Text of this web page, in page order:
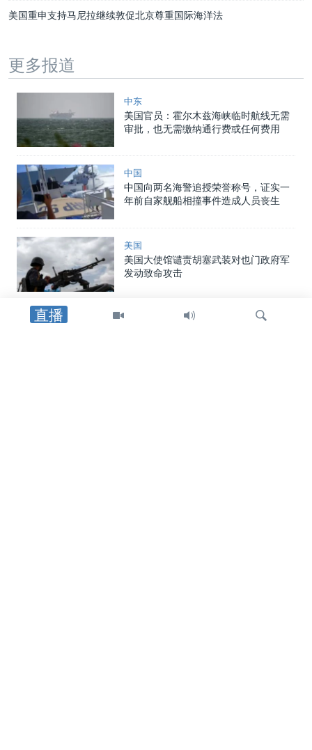
直播
美国重申支持马尼拉继续敦促北京尊重国际海洋法
更多报道
中东
美国官员：霍尔木兹海峡临时航线无需
审批，也无需缴纳通行费或任何费用
中国
中国向两名海警追授荣誉称号，证实一
年前自家舰船相撞事件造成人员丧生
美国
美国大使馆谴责胡塞武装对也门政府军
发动致命攻击